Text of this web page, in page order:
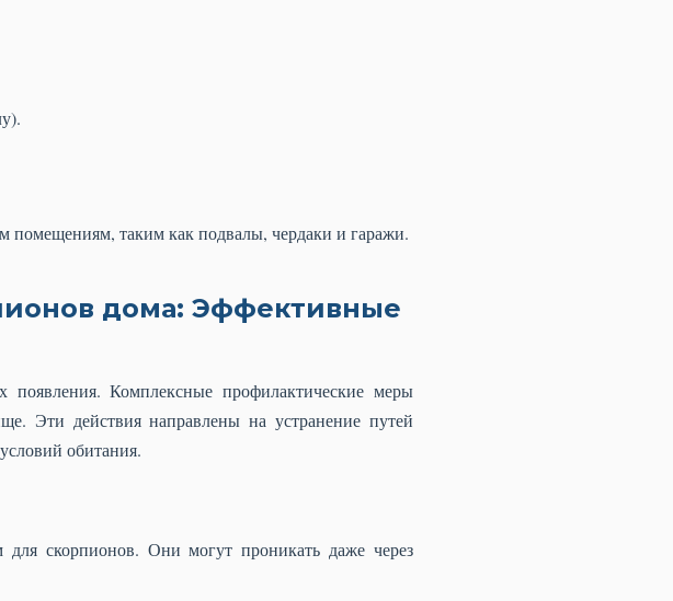
помещениям, таким как подвалы, чердаки и гаражи.
дома: Эффективные
Комплексные профилактические меры
Эти действия направлены на устранение путей
обитания.
скорпионов. Они могут проникать даже через